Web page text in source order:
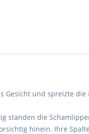
und spreizte die
standen die
hinein. Ihre